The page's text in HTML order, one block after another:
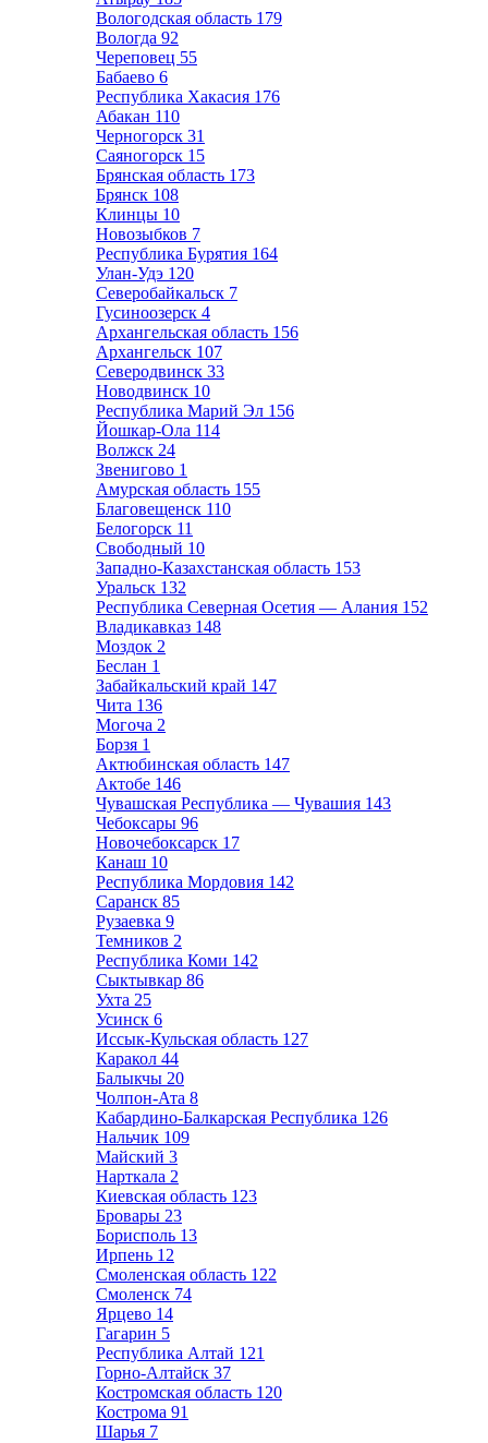
Вологодская область 179
Вологда 92
Череповец 55
Бабаево 6
Республика Хакасия 176
Абакан 110
Черногорск 31
Саяногорск 15
Брянская область 173
Брянск 108
Клинцы 10
Новозыбков 7
Республика Бурятия 164
Улан-Удэ 120
Северобайкальск 7
Гусиноозерск 4
Архангельская область 156
Архангельск 107
Северодвинск 33
Новодвинск 10
Республика Марий Эл 156
Йошкар-Ола 114
Волжск 24
Звенигово 1
Амурская область 155
Благовещенск 110
Белогорск 11
Свободный 10
Западно-Казахстанская область 153
Уральск 132
Республика Северная Осетия — Алания 152
Владикавказ 148
Моздок 2
Беслан 1
Забайкальский край 147
Чита 136
Могоча 2
Борзя 1
Актюбинская область 147
Актобе 146
Чувашская Республика — Чувашия 143
Чебоксары 96
Новочебоксарск 17
Канаш 10
Республика Мордовия 142
Саранск 85
Рузаевка 9
Темников 2
Республика Коми 142
Сыктывкар 86
Ухта 25
Усинск 6
Иссык-Кульская область 127
Каракол 44
Балыкчы 20
Чолпон-Ата 8
Кабардино-Балкарская Республика 126
Нальчик 109
Майский 3
Нарткала 2
Киевская область 123
Бровары 23
Борисполь 13
Ирпень 12
Смоленская область 122
Смоленск 74
Ярцево 14
Гагарин 5
Республика Алтай 121
Горно-Алтайск 37
Костромская область 120
Кострома 91
Шарья 7